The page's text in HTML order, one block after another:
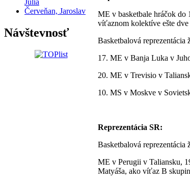
Júlia
Červeňan, Jaroslav
Návštevnosť
ME v basketbale hráčok
víťaznom kolektíve ešte
Basketbalová
17. ME v Banja Luka v
20. ME v Trevisio v
10. MS v Moskve v
Reprezentácia SR:
Basketbalová reprezentácia
ME v Perugii v Taliansku,
Matyáša, ako víťaz B